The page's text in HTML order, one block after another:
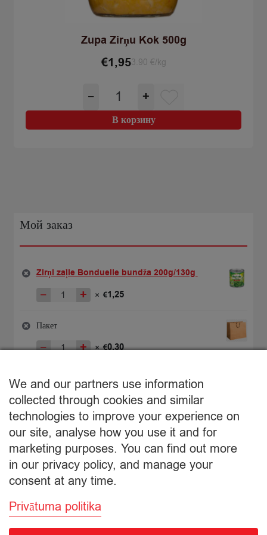
Zupa Zirņu Kok 500g
€1,953.90 €/kg
−
Количество
товара
Zupa
Zirņu
+
В корзину
Мой заказ
Zirņi zaļie Bonduelle bundža 200g/130g
−
Количество
Zirņi
Bonduelle
+ ×
Первоначальная
составляла
€1,25
Текущая
€1,25.
Пакет
−
Количество
Пакет
+ × €0,30
Подытог: €1,55
Просмотр корзины
Оформление заказа
We and our partners use information
collected through cookies and similar
technologies to improve your experience on
our site, analyse how you use it and for
marketing purposes. You can find out more
in our privacy policy, and manage your
consent at any time.
Privātuma politika